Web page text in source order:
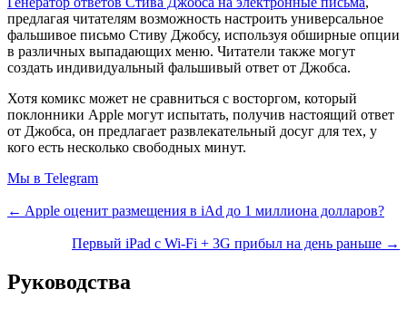
предлагая читателям возможность настроить универсальное
фальшивое письмо Стиву Джобсу, используя обширные опции
в различных выпадающих меню. Читатели также могут
создать индивидуальный фальшивый ответ от Джобса.
Хотя комикс может не сравниться с восторгом, который
поклонники Apple могут испытать, получив настоящий ответ
от Джобса, он предлагает развлекательный досуг для тех, у
кого есть несколько свободных минут.
Мы в Telegram
← Apple оценит размещения в iAd до 1 миллиона долларов?
Первый iPad с Wi-Fi + 3G прибыл на день раньше →
Руководства